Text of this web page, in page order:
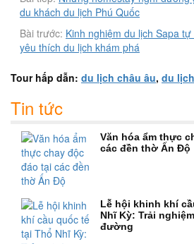
du khách du lịch Phú Quốc
Bài trước: Kinh nghiệm du lịch Sapa
yêu thích du lịch khám phá
Tour hấp dẫn: du lịch châu âu, du
Tin tức
Văn hóa ẩm thực
các đền thờ Ấn Độ
Lễ hội khinh khí
Nhĩ Kỳ: Trải
đường